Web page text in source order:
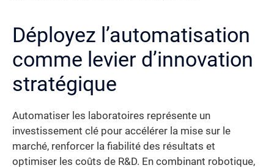
Déployez l’automatisation
comme levier d’innovation
stratégique
Automatiser les laboratoires représente un
investissement clé pour accélérer la mise sur le
marché, renforcer la fiabilité des résultats et
optimiser les coûts de R&D. En combinant robotique,